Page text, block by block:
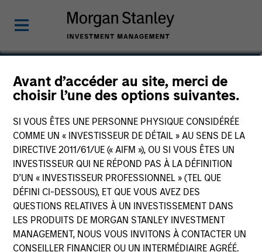
Avant d’accéder au site, merci de
choisir l’une des options suivantes.
SI VOUS ÊTES UNE PERSONNE PHYSIQUE CONSIDÉRÉE
COMME UN « INVESTISSEUR DE DÉTAIL » AU SENS DE LA
DIRECTIVE 2011/61/UE (« AIFM »), OU SI VOUS ÊTES UN
INVESTISSEUR QUI NE RÉPOND PAS À LA DÉFINITION
D’UN « INVESTISSEUR PROFESSIONNEL » (TEL QUE
DÉFINI CI-DESSOUS), ET QUE VOUS AVEZ DES
QUESTIONS RELATIVES À UN INVESTISSEMENT DANS
LES PRODUITS DE MORGAN STANLEY INVESTMENT
MANAGEMENT, NOUS VOUS INVITONS À CONTACTER UN
CONSEILLER FINANCIER OU UN INTERMÉDIAIRE AGRÉÉ.
Brian Towsen
Partner